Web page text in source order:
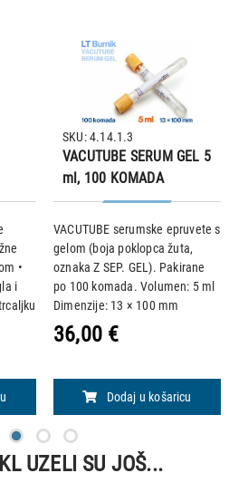
-
•
i
•
VACUTUBE SERUM GEL 5
ml, 100 KOMADA
VACUTUBE serumske epruvete s
gelom (boja poklopca žuta,
oznaka Z SEP. GEL). Pakirane
po 100 komada. Volumen: 5 ml
Dimenzije: 13 × 100 mm
Epruvete sadrže zaštitni gel koji
se nalazi na dnu tube. Tijekom
pomiče prema
SKU: 4.14.1.3
36,00 €
Dodaj u košaricu
UZELI SU JOŠ...